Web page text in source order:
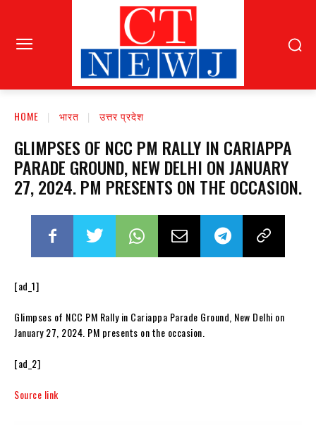
HOME भारत उत्तर प्रदेश
GLIMPSES OF NCC PM RALLY IN CARIAPPA
PARADE GROUND, NEW DELHI ON JANUARY
27, 2024. PM PRESENTS ON THE OCCASION.
[ad_1]
Glimpses of NCC PM Rally in Cariappa Parade Ground, New Delhi on
January 27, 2024. PM presents on the occasion.
[ad_2]
Source link